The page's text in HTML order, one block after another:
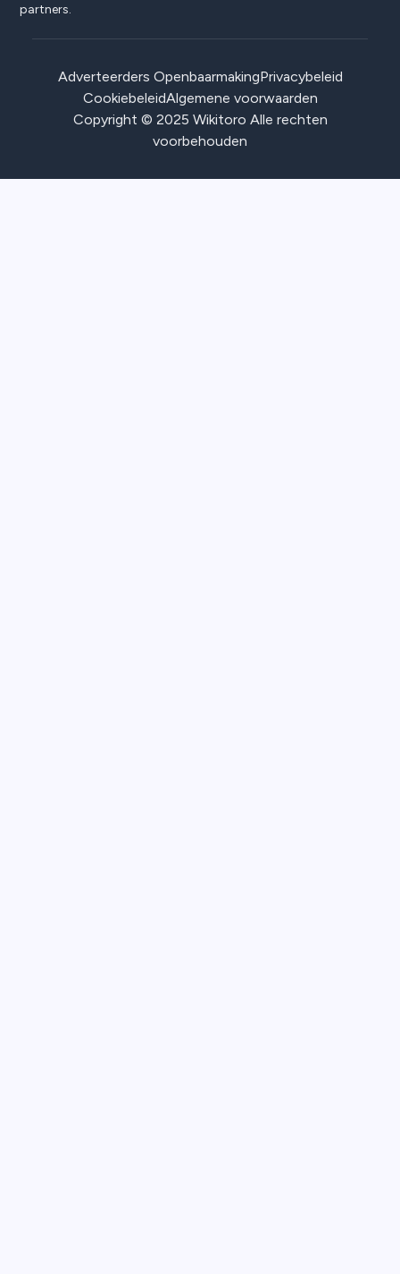
partners.
Copyright © 2025 Wikitoro Alle rechten
voorbehouden
Adverteerders OpenbaarmakingPrivacybeleid
CookiebeleidAlgemene voorwaarden